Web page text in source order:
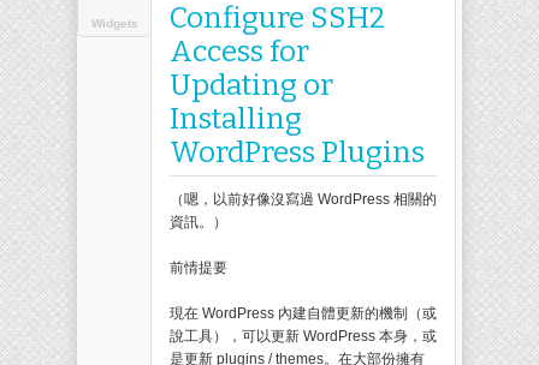
Widgets
Configure SSH2
Access for
Updating or
Installing
WordPress Plugins
（嗯，以前好像沒寫過 WordPress 相關的
資訊。）
前情提要
現在 WordPress 內建自體更新的機制（或
說工具），可以更新 WordPress 本身，或
是更新 plugins / themes。在大部份擁有